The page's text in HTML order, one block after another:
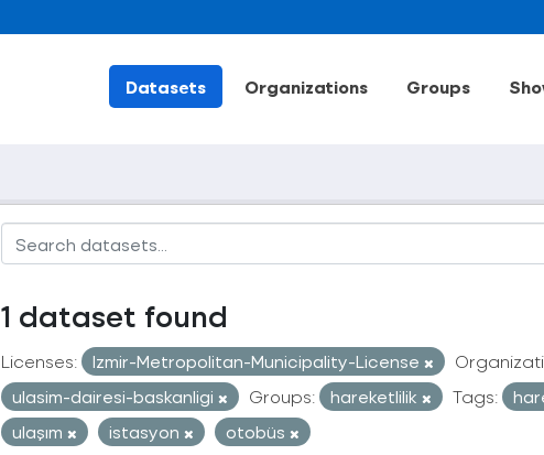
Datasets Organizations Groups
1 dataset found
Licenses: Izmir-Metropolitan-Municipality-License
ulasim-dairesi-baskanligi
Groups: hareketlilik Tags:
ulaşım
istasyon otobüs